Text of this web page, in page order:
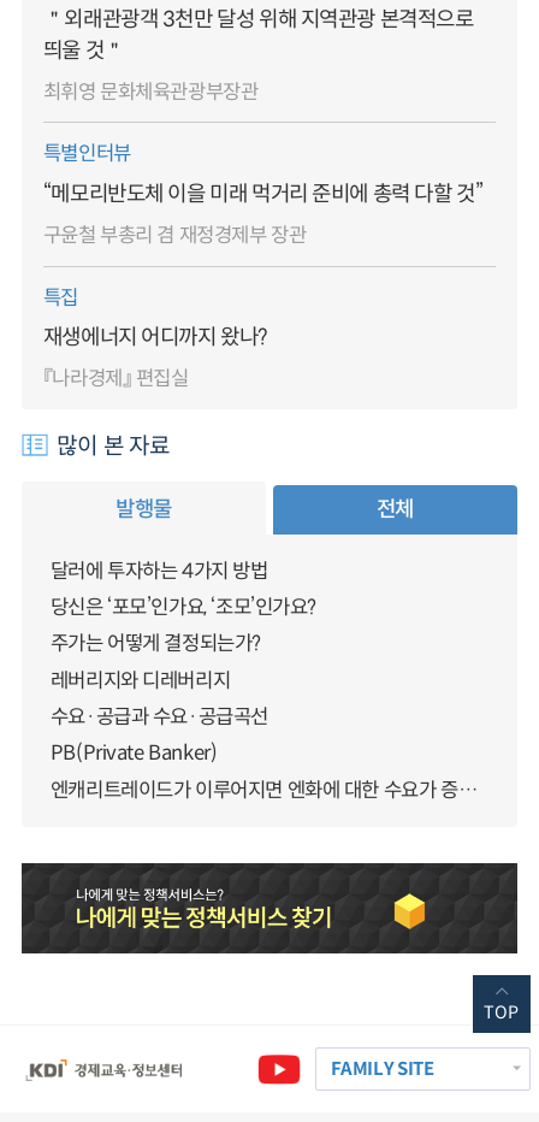
＂외래관광객 3천만 달성 위해 지역관광 본격적으로
띄울 것＂
최휘영 문화체육관광부장관
특별인터뷰
“메모리반도체 이을 미래 먹거리 준비에 총력 다할 것”
구윤철 부총리 겸 재정경제부 장관
특집
재생에너지 어디까지 왔나?
『나라경제』 편집실
많이 본 자료
발행물 전체
달러에 투자하는 4가지 방법
당신은 ‘포모’인가요, ‘조모’인가요?
주가는 어떻게 결정되는가?
레버리지와 디레버리지
수요·공급과 수요·공급곡선
PB(Private Banker)
엔캐리트레이드가 이루어지면 엔화에 대한 수요가 증가하지 않나요?
FAMILY SITE
TOP